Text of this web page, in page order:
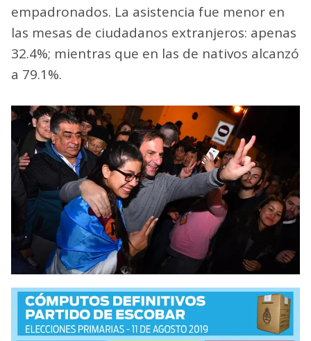
empadronados. La asistencia fue menor en
las mesas de ciudadanos extranjeros: apenas
32.4%; mientras que en las de nativos alcanzó
a 79.1%.